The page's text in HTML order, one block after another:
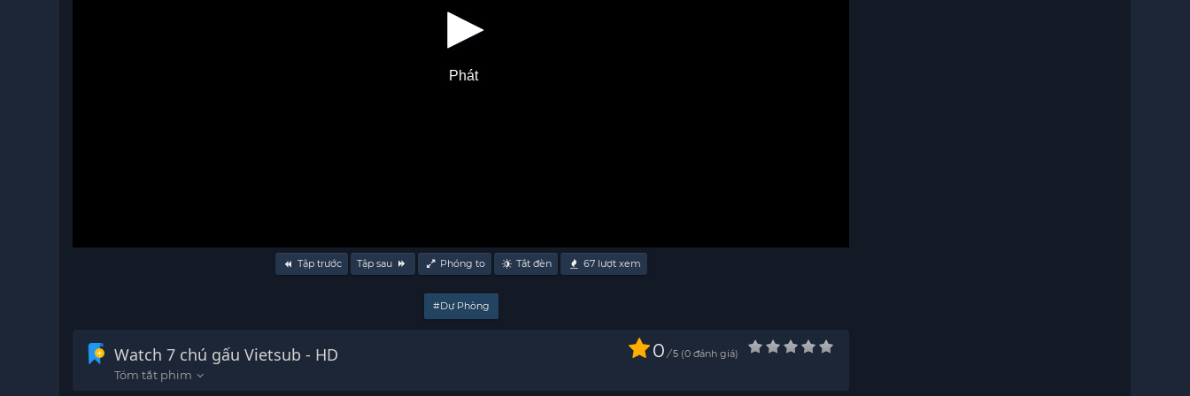
Phát
Tập trước Tập sau Phóng to Tắt đèn 67lượt xem
#Dự Phòng
Watch 7 chú gấu Vietsub - HD 0 / 5 0 đánh giá